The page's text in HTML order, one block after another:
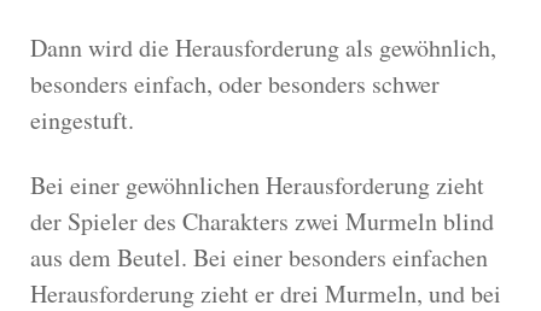
Dann wird die Herausforderung als gewöhnlich,
besonders einfach, oder besonders schwer
eingestuft.
Bei einer gewöhnlichen Herausforderung zieht
der Spieler des Charakters zwei Murmeln blind
aus dem Beutel. Bei einer besonders einfachen
Herausforderung zieht er drei Murmeln, und bei